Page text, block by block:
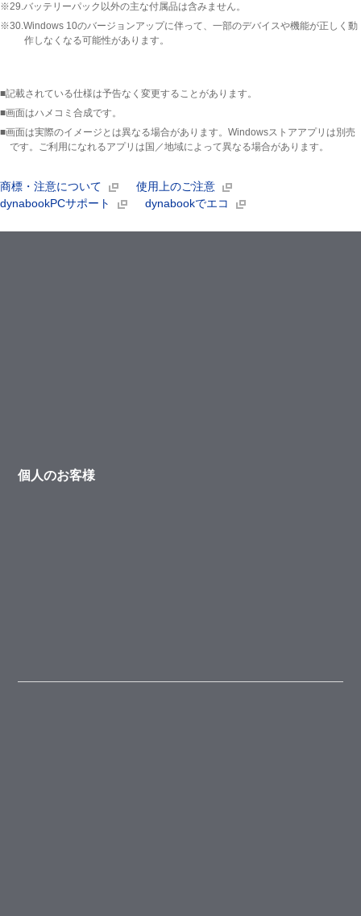
※29.バッテリーパック以外の主な付属品は含みません。
※30.Windows 10のバージョンアップに伴って、一部のデバイスや機能が正しく動
作しなくなる可能性があります。
■記載されている仕様は予告なく変更することがあります。
■画面はハメコミ合成です。
■画面は実際のイメージとは異なる場合があります。Windowsストアアプリは別売
です。ご利用になれるアプリは国／地域によって異なる場合があります。
商標・注意について
使用上のご注意
dynabookPCサポート
dynabookでエコ
個人のお客様